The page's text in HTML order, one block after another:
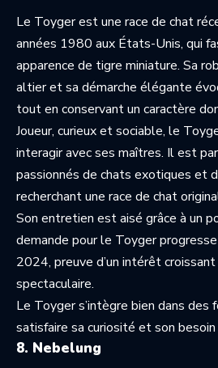
Le Toyger est une race de chat
années 1980 aux États-Unis, qui
apparence de tigre miniature. Sa
altier et sa démarche élégante
tout en conservant un caractère
Joueur, curieux et sociable, le
interagir avec ses maîtres. Il est
passionnés de chats exotiques et
recherchant une race de chat
Son entretien est aisé grâce à un
demande pour le Toyger
2024, preuve d’un intérêt
spectaculaire.
Le Toyger s’intègre bien dans des
satisfaire sa curiosité et son
8. Nebelung